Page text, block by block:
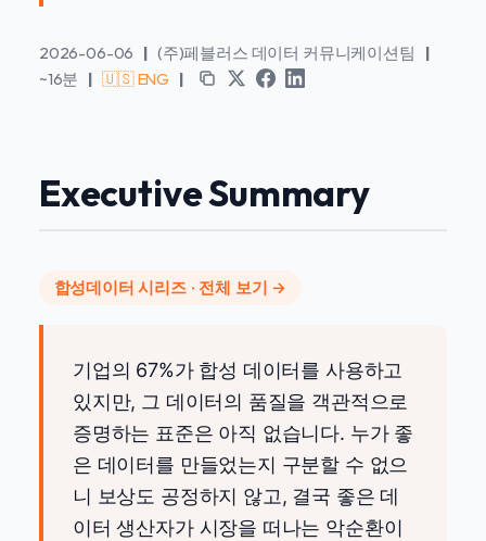
2026-06-06 | (주)페블러스 데이터 커뮤니케이션팀
|
~16분 | 🇺🇸 ENG |
Executive Summary
합성데이터 시리즈 · 전체 보기 →
기업의 67%가 합성 데이터를 사용하고
있지만, 그 데이터의 품질을 객관적으로
증명하는 표준은 아직 없습니다. 누가 좋
은 데이터를 만들었는지 구분할 수 없으
니 보상도 공정하지 않고, 결국 좋은 데
이터 생산자가 시장을 떠나는 악순환이